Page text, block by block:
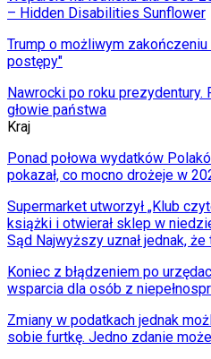
– Hidden Disabilities Sunflower
Trump o możliwym
postępy"
Nawrocki po roku
głowie państwa
Kraj
Ponad połowa wydatków
pokazał, co mocno drożeje w
Supermarket utworzył „Klub
książki i otwierał sklep w
Sąd Najwyższy uznał jednak,
Koniec z błądzeniem po
wsparcia dla osób z
Zmiany w podatkach jednak
sobie furtkę. Jedno zdanie